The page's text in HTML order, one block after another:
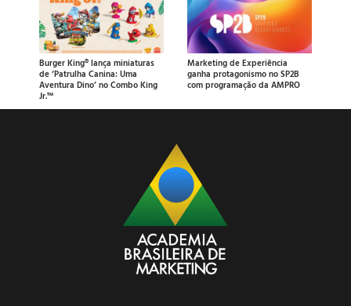
Burger King® lança miniaturas
de ‘Patrulha Canina: Uma
Aventura Dino’ no Combo King
Jr.™
Marketing de Experiência
ganha protagonismo no SP2B
com programação da AMPRO